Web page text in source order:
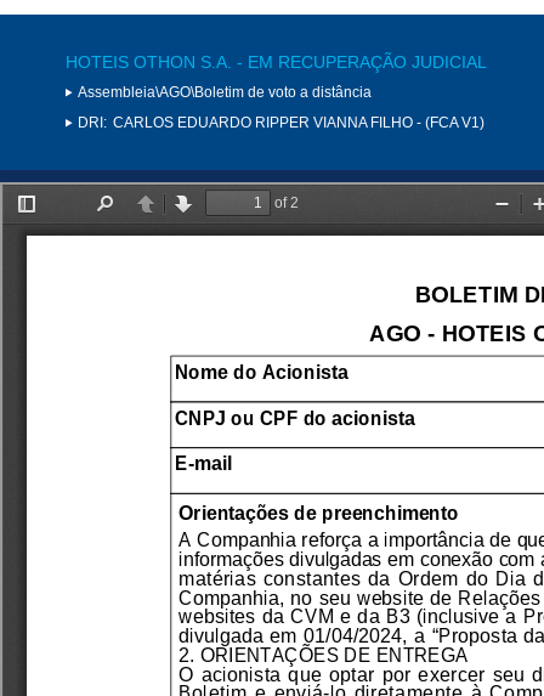
HOTEIS OTHON S.A. - EM RECUPERAÇÃO JUDICIAL
Assembleia\AGO\Boletim de voto a distância
DRI: CARLOS EDUARDO RIPPER VIANNA FILHO - (FCA V1)